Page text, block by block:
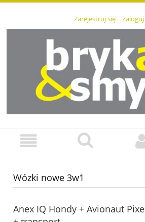
Zarejestruj się Zaloguj
Wózki nowe 3w1
Anex IQ Hondy + Avionaut